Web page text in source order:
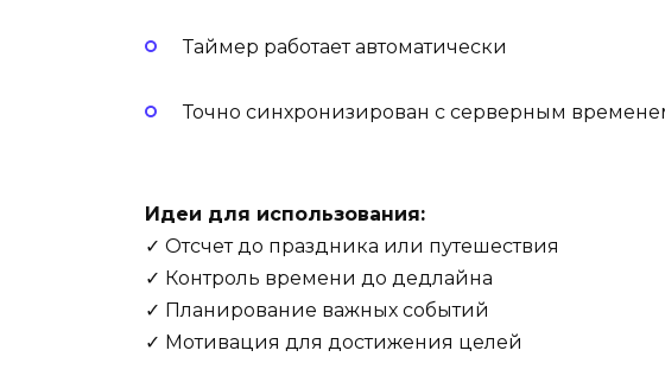
Таймер работает автоматически
Точно синхронизирован с серверным
Идеи для использования:
✓ Отсчет до праздника или путешествия
✓ Контроль времени до дедлайна
✓ Планирование важных событий
✓ Мотивация для достижения целей